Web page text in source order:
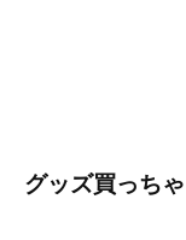
グッズ買っちゃ